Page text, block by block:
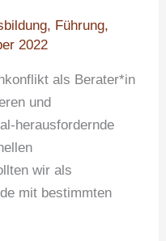
, Führung,
2022
als Berater*in
und
herausfordernde
wir als
mit bestimmten